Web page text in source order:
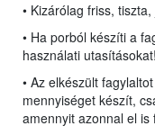
• Kizárólag friss,
• Ha porból készíti a
használati utasításokat!
• Az elkészült
mennyiséget készít,
amennyit azonnal el is